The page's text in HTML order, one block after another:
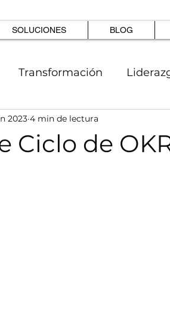
SOLUCIONES BLOG
Transformación
Casos Productividad
Ciclo de
2023 4 min de lectura